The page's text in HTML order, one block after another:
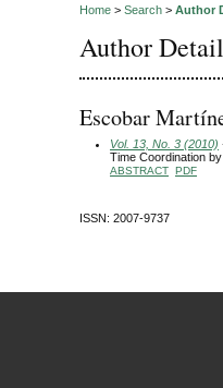
Home > Search > Author
Author
Escobar
Vol. 13, No. 3 (2010)
Time Coordination
ABSTRACT PDF
ISSN: 2007-9737